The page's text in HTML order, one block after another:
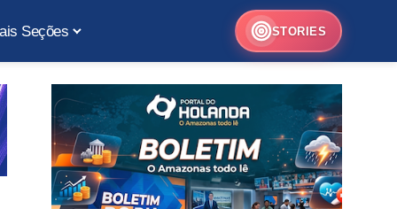
Seções STORIES